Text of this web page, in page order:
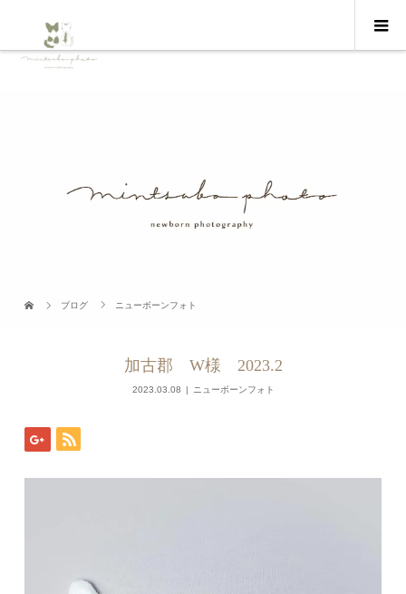
ブログ ニューボーンフォト
加古郡 W様 2023.2
2023.03.08 ニューボーンフォト